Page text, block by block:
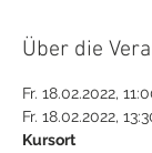
Über die
Fr. 18.02.2022,
Fr. 18.02.2022,
Kursort